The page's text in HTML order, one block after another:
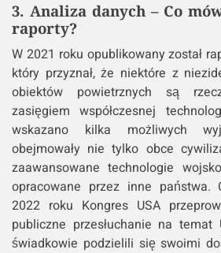
3. Analiza danych – Co
raporty?
W 2021 roku opublikowany został
który przyznał, że niektóre z
obiektów powietrznych są
zasięgiem współczesnej
wskazano kilka możliwych
obejmowały nie tylko obce
zaawansowane technologie
opracowane przez inne państwa​.
2022 roku Kongres USA
publiczne przesłuchanie na temat
świadkowie podzielili się swoimi